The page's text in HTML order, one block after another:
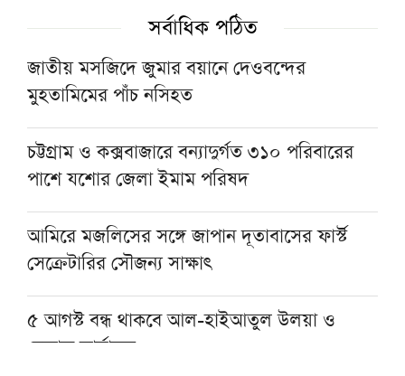
কেন্দ্রীয় নির্বাহী পরিষদ গঠন
মুফতি ইয়াসির নাদিম ওয়াজেদির বিরুদ্ধে ভারতে
মামলা
পাকিস্তান-সৌদি ও তুরস্কের প্রতিরক্ষা চুক্তিকে স্বাগত
জানালেন মুফতি তাকি উসমানী
সর্বাধিক পঠিত
জাতীয় মসজিদে জুমার বয়ানে দেওবন্দের
মুহতামিমের পাঁচ নসিহত
চট্টগ্রাম ও কক্সবাজারে বন্যাদুর্গত ৩১০ পরিবারের
পাশে যশোর জেলা ইমাম পরিষদ
আমিরে মজলিসের সঙ্গে জাপান দূতাবাসের ফার্স্ট
সেক্রেটারির সৌজন্য সাক্ষাৎ
৫ আগস্ট বন্ধ থাকবে আল-হাইআতুল উলয়া ও
বেফাক কার্যালয়